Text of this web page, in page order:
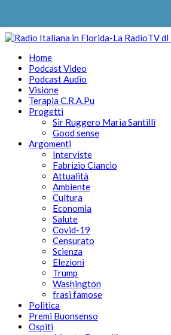
Home
Podcast Video
Podcast Audio
Visione
Terapia C.R.A.Pu
Progetti
Sir Ruggero Maria Santilli
Good sense
Argomenti
Interviste
Fabrizio Ciancio
Attualità
Ambiente
Cultura
Economia
Salute
Covid-19
Censurato
Scienza
Elezioni
Trump
Washington
frasi famose
Politica
Premi Buonsenso
Ospiti